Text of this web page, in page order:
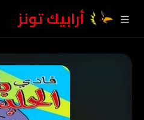
أرابيك تونز